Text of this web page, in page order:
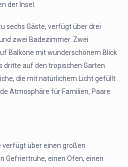
der Insel.
sechs Gäste, verfügt über drei
zwei Badezimmer. Zwei
Balkone mit wunderschönem Blick
dritte auf den tropischen Garten
die mit natürlichem Licht gefüllt
Atmosphäre für Familien, Paare
verfügt über einen großen
Gefriertruhe, einen Ofen, einen